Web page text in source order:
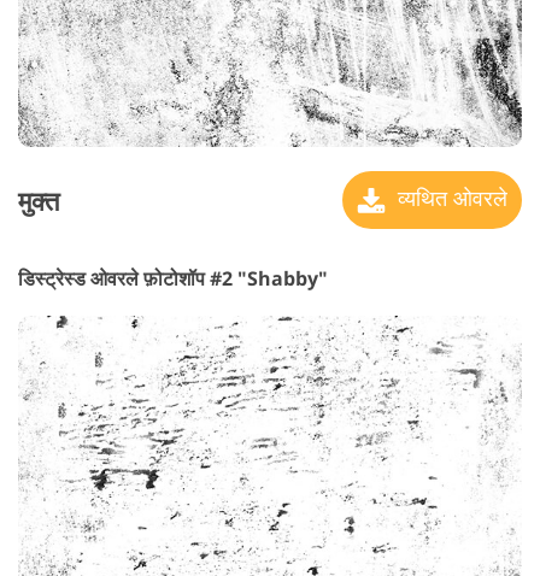
मुक्त व्यथित ओवरले
डिस्ट्रेस्ड ओवरले फ़ोटोशॉप #2 "Shabby"